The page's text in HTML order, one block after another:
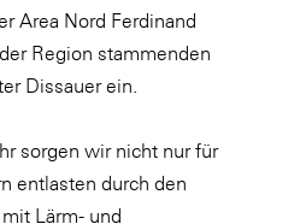
Area Nord Ferdinand
Region stammenden
Dissauer ein.
sorgen wir nicht nur für
entlasten durch den
Lärm- und